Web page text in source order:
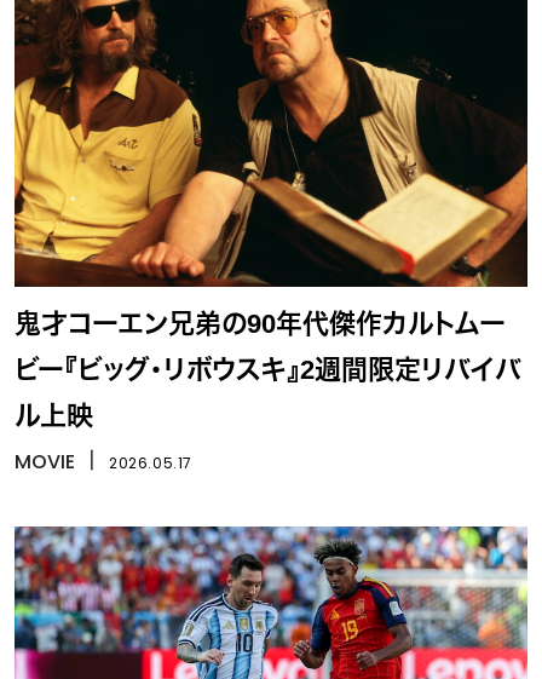
鬼才コーエン兄弟の90年代傑作カルトムー
ビー『ビッグ・リボウスキ』2週間限定リバイバ
ル上映
MOVIE 2026.05.17